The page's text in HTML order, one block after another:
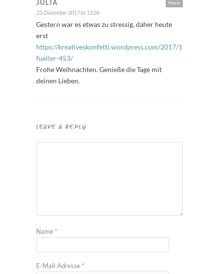
Reply
JULIA
23. Dezember 2017 at 13:26
Gestern war es etwas zu stressig, daher heute
erst
https://kreativeskonfetti.wordpress.com/2017/12/23/
fueller-453/
Frohe Weihnachten. Genieße die Tage mit
deinen Lieben.
LEAVE A REPLY
Name *
E-Mail-Adresse *